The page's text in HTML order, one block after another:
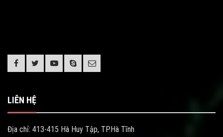
LIÊN HỆ
Địa chỉ: 413-415 Hà Huy Tập, TP.Hà Tĩnh